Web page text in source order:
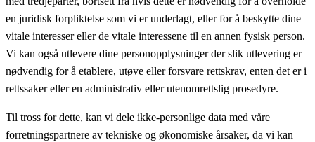
en juridisk forpliktelse som vi er underlagt, eller for å beskytte dine
vitale interesser eller de vitale interessene til en annen fysisk person.
Vi kan også utlevere dine personopplysninger der slik utlevering er
nødvendig for å etablere, utøve eller forsvare rettskrav, enten det er i
rettssaker eller en administrativ eller utenomrettslig prosedyre.
Til tross for dette, kan vi dele ikke-personlige data med våre
forretningspartnere av tekniske og økonomiske årsaker, da vi kan